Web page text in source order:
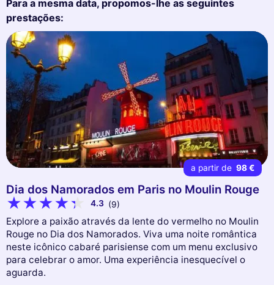
Para a mesma data, propomos-lhe as seguintes
prestações:
a partir de 98 €
Dia dos Namorados em Paris no Moulin Rouge
4.3 (9)
Explore a paixão através da lente do vermelho no Moulin
Rouge no Dia dos Namorados. Viva uma noite romântica
neste icônico cabaré parisiense com um menu exclusivo
para celebrar o amor. Uma experiência inesquecível o
aguarda.